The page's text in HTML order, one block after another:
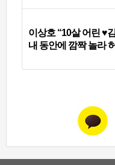
이상호 “10살 어린 ♥
내 동안에 깜짝 놀라